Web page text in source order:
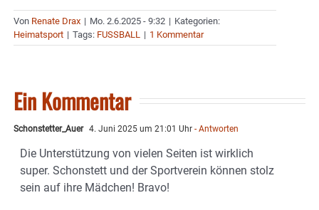
Von Renate Drax | Mo. 2.6.2025 - 9:32 | Kategorien:
Heimatsport | Tags: FUSSBALL | 1 Kommentar
Ein Kommentar
Schonstetter_Auer 4. Juni 2025 um 21:01 Uhr - Antworten
Die Unterstützung von vielen Seiten ist wirklich
super. Schonstett und der Sportverein können stolz
sein auf ihre Mädchen! Bravo!